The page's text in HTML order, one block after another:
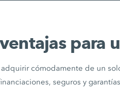
para
cómodamente de un
seguros y garantías